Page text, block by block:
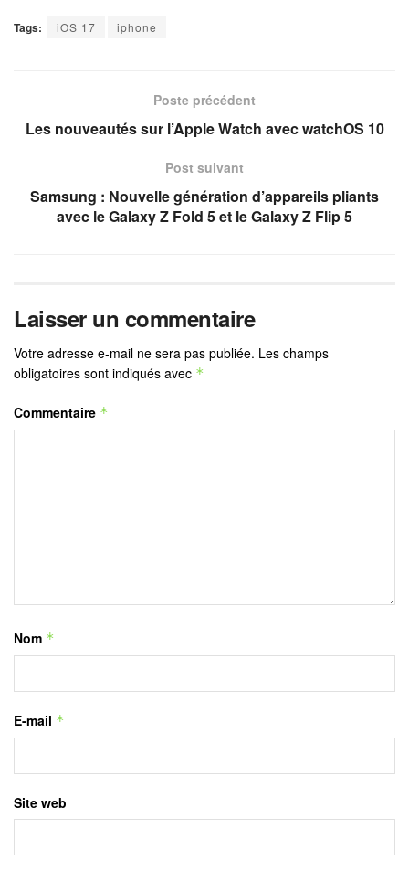
Tags: iOS 17 iphone
Poste précédent
Les nouveautés sur l’Apple Watch avec watchOS 10
Post suivant
Samsung : Nouvelle génération d’appareils pliants
avec le Galaxy Z Fold 5 et le Galaxy Z Flip 5
Laisser un commentaire
Votre adresse e-mail ne sera pas publiée. Les champs
obligatoires sont indiqués avec *
Commentaire *
Nom *
E-mail *
Site web